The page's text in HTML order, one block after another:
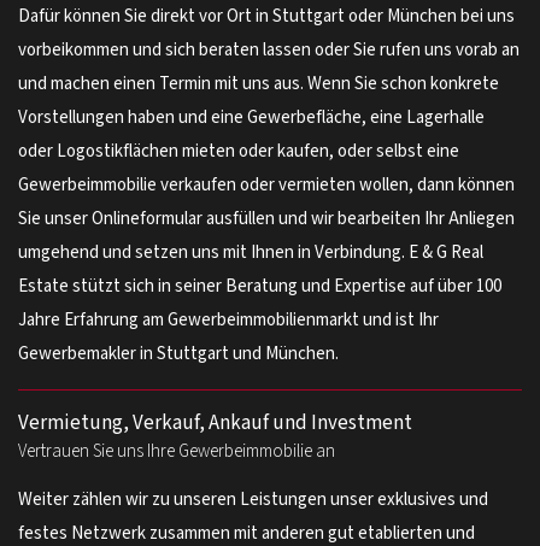
Dafür können Sie direkt vor Ort in Stuttgart oder München bei uns
vorbeikommen und sich beraten lassen oder Sie rufen uns vorab an
und machen einen Termin mit uns aus. Wenn Sie schon konkrete
Vorstellungen haben und eine Gewerbefläche, eine Lagerhalle
oder Logostikflächen mieten oder kaufen, oder selbst eine
Gewerbeimmobilie verkaufen oder vermieten wollen, dann können
Sie unser Onlineformular ausfüllen und wir bearbeiten Ihr Anliegen
umgehend und setzen uns mit Ihnen in Verbindung. E & G Real
Estate stützt sich in seiner Beratung und Expertise auf über 100
Jahre Erfahrung am Gewerbeimmobilienmarkt und ist Ihr
Gewerbemakler in Stuttgart und München.
Vermietung, Verkauf, Ankauf und Investment
Vertrauen Sie uns Ihre Gewerbeimmobilie an
Weiter zählen wir zu unseren Leistungen unser exklusives und
festes Netzwerk zusammen mit anderen gut etablierten und